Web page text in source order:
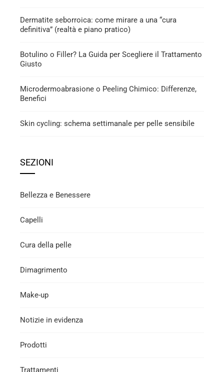
Dermatite seborroica: come mirare a una “cura
definitiva” (realtà e piano pratico)
Botulino o Filler? La Guida per Scegliere il Trattamento
Giusto
Microdermoabrasione o Peeling Chimico: Differenze,
Benefici
Skin cycling: schema settimanale per pelle sensibile
SEZIONI
Bellezza e Benessere
Capelli
Cura della pelle
Dimagrimento
Make-up
Notizie in evidenza
Prodotti
Trattamenti